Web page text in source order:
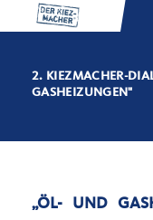
2. KIEZMACHER-
GASHEIZUNGEN"
ÖL- UND